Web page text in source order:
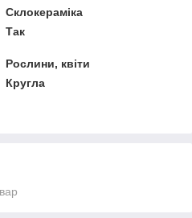
Склокераміка
Так
Рослини, квіти
Кругла